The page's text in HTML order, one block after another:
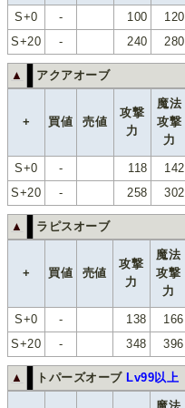
S+0 - 100 120
S+20
- 240 280
▲ アクアオーブ
+ 買値 売値
攻撃
力
魔法
攻撃
力
S+0
- 118 142
S+20
- 258 302
▲ ラピスオーブ
+ 買値 売値
攻撃
力
魔法
攻撃
力
S+0
- 138 166
S+20
- 348 396
▲ トパーズオーブ Lv99以上